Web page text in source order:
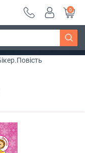
Дізнатись більше
0